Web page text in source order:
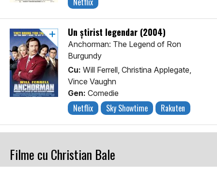
Un știrist legendar (2004)
Anchorman: The Legend of Ron
Burgundy
Cu: Will Ferrell, Christina Applegate,
Vince Vaughn
Gen: Comedie
Netflix Sky Showtime Rakuten
Filme cu Christian Bale